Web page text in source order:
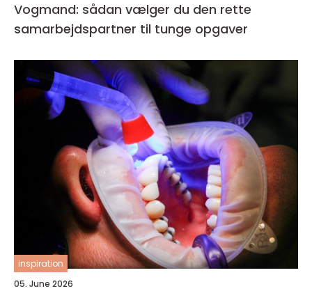
Vogmand: sådan vælger du den rette
samarbejdspartner til tunge opgaver
inspiration
05. June 2026